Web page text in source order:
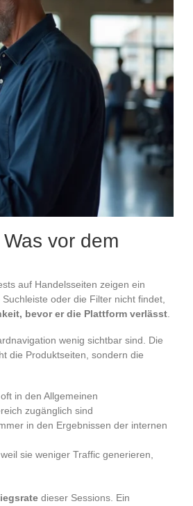
vor dem
auf Handelsseiten zeigen ein
oder die Filter nicht findet,
bevor er die Plattform verlässt.
wenig sichtbar sind. Die
die Produktseiten, sondern die
in den Allgemeinen
zugänglich sind
in den Ergebnissen der internen
sie weniger Traffic generieren,
dieser Sessions. Ein